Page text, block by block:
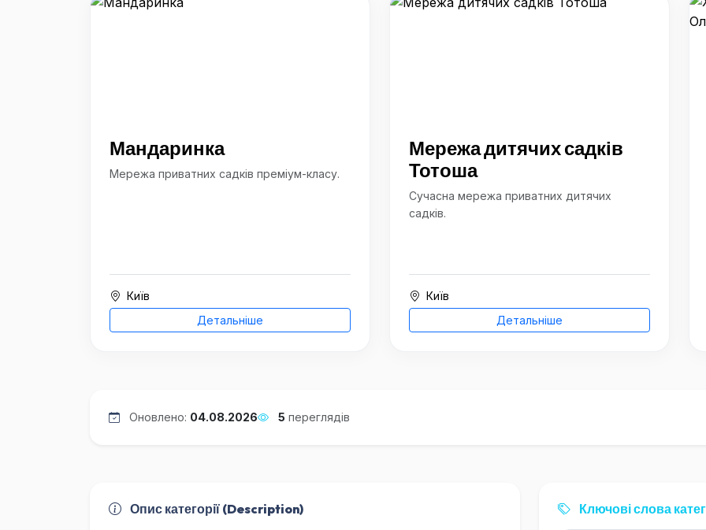
Мандаринка
Мережа приватних садків преміум-класу.
Київ
Детальніше
Мережа дитячих садків
Тотоша
Сучасна мережа приватних дитячих
садків.
Київ
Детальніше
Оновлено: 04.08.2026 5 переглядів
Опис категорії (Description) Ключові слова